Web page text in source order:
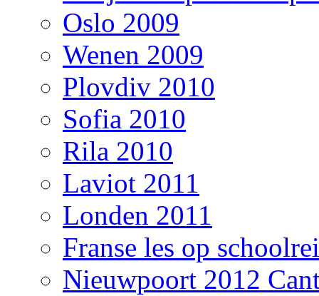
Oslo 2009
Wenen 2009
Plovdiv 2010
Sofia 2010
Rila 2010
Laviot 2011
Londen 2011
Franse les op
Nieuwpoort 2012